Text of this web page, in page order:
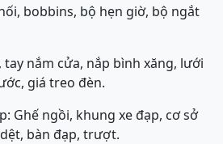
bobbins, bộ hẹn giờ, bộ ngắt
tay nắm cửa, nắp bình xăng, lưới
giá treo đèn.
Ghế ngồi, khung xe đạp, cơ sở
bàn đạp, trượt.